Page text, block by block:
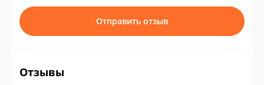
Отправить отзыв
Отзывы